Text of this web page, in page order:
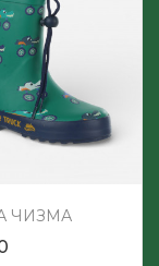
ЧИЗМА